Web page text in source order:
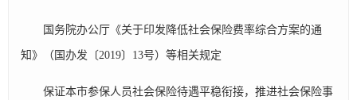
国务院办公厅《关于印发降低社会保险费率综合方案的通
知》（国办发〔2019〕13号）等相关规定
保证本市参保人员社会保险待遇平稳衔接，推进社会保险事